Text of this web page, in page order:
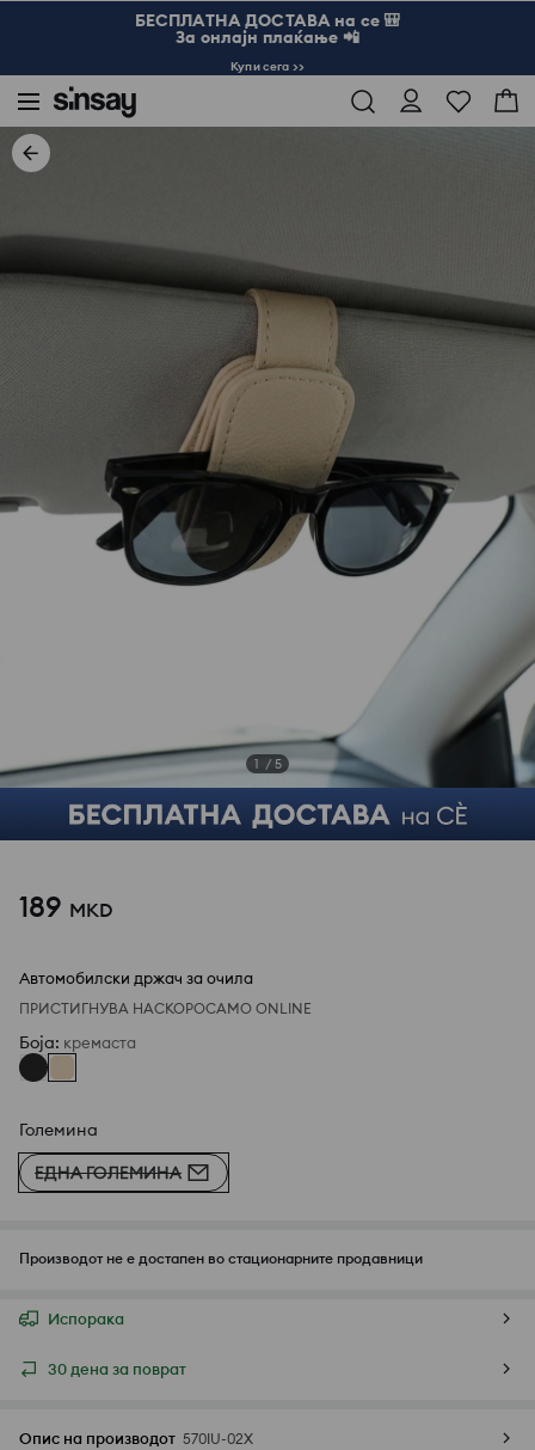
БЕСПЛАТНА ДОСТАВА на се 🎒
За онлајн плаќање 📲
Купи сега >>
1 / 5
189 MKD
Автомобилски држач за очила
ПРИСТИГНУВА НАСКОРОСАМО ONLINE
Боја: кремаста
Големина
ЕДНА ГОЛЕМИНА
Производот не е достапен во стационарните продавници
Испорака
30 дена за поврат
Опис на производот 570IU-02X